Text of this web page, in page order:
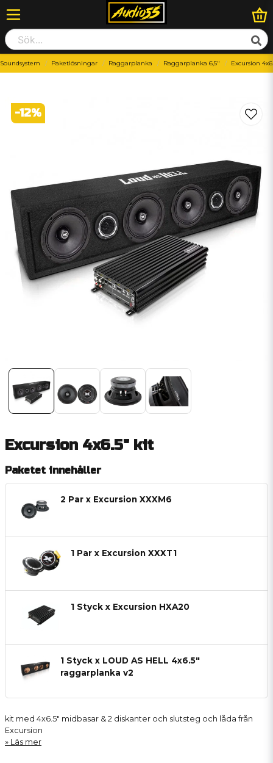
Paketlösningar Raggarplanka Raggarplanka 6,5" Excursion
-12%
Excursion 4x6.5" kit
Paketet innehåller
2 Par x Excursion XXXM6
1 Par x Excursion XXXT1
1 Styck x Excursion HXA20
1 Styck x LOUD AS HELL 4x6.5"
raggarplanka v2
kit med 4x6.5" midbasar & 2 diskanter och slutsteg och låda från
Excursion
Läs mer